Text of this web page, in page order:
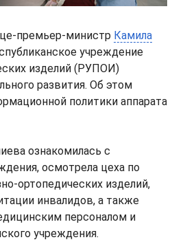
премьер-министр Камила
учреждение
изделий (РУПОИ)
развития. Об этом
политики аппарата
ознакомилась с
осмотрела цеха по
ортопедических изделий,
инвалидов, а также
персоналом и
учреждения.